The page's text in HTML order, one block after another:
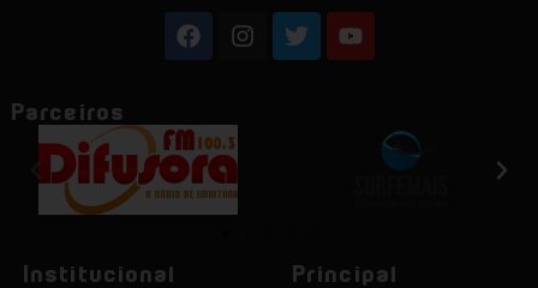
Parceiros
Institucional Principal